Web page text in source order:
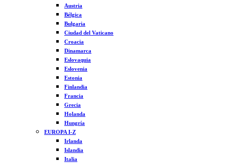
Austria
Bélgica
Bulgaria
Ciudad del Vaticano
Croacia
Dinamarca
Eslovaquia
Eslovenia
Estonia
Finlandia
Francia
Grecia
Holanda
Hungría
EUROPA I-Z
Irlanda
Islandia
Italia